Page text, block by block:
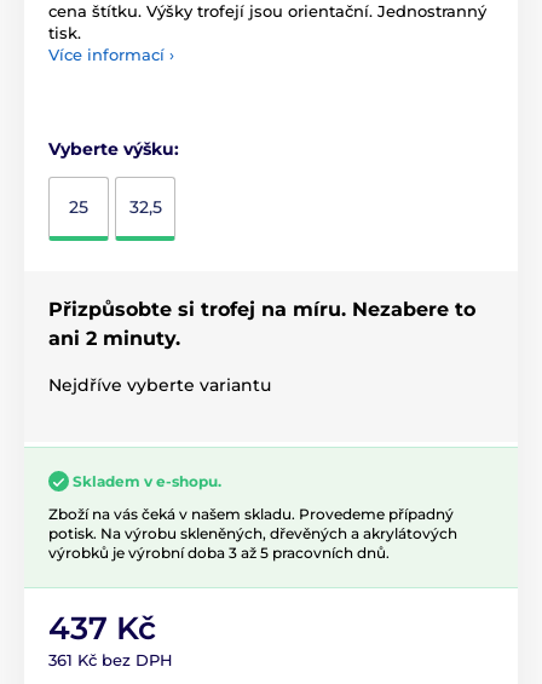
cena štítku. Výšky trofejí jsou orientační. Jednostranný
tisk.
Více informací ›
Vyberte výšku:
25 32,5
Přizpůsobte si trofej na míru. Nezabere to
ani 2 minuty.
Nejdříve vyberte variantu
Skladem v e-shopu.
Zboží na vás čeká v našem skladu. Provedeme případný
potisk. Na výrobu skleněných, dřevěných a akrylátových
výrobků je výrobní doba 3 až 5 pracovních dnů.
437 Kč
361 Kč bez DPH